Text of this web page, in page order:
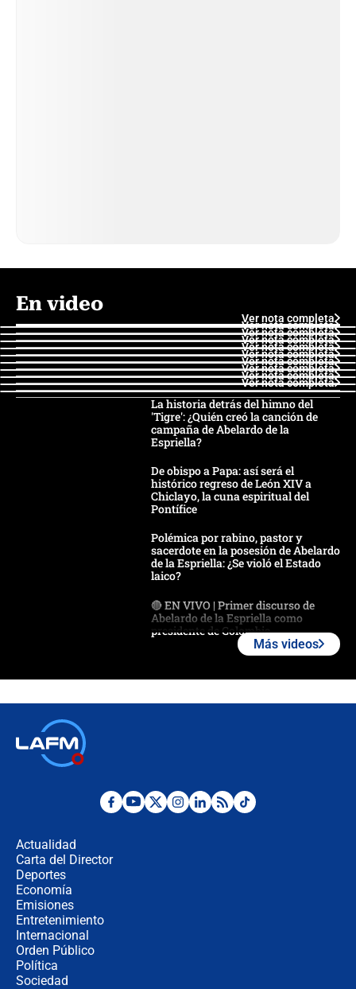
En video
Ver nota completa
Ver nota completa
Ver nota completa
Ver nota completa
Ver nota completa
Ver nota completa
Ver nota completa
Ver nota completa
Ver nota completa
Ver nota completa
La historia detrás del himno del
'Tigre': ¿Quién creó la canción de
campaña de Abelardo de la
Espriella?
De obispo a Papa: así será el
histórico regreso de León XIV a
Chiclayo, la cuna espiritual del
Pontífice
Polémica por rabino, pastor y
sacerdote en la posesión de Abelardo
de la Espriella: ¿Se violó el Estado
laico?
🔴 EN VIVO | Primer discurso de
Abelardo de la Espriella como
presidente de Colombia
Espriella en Cali inicia la
Desde dermatitis hasta infecciones:
Más videos
Actualidad
Carta del Director
Deportes
Economía
Emisiones
Entretenimiento
Internacional
Orden Público
Política
Sociedad